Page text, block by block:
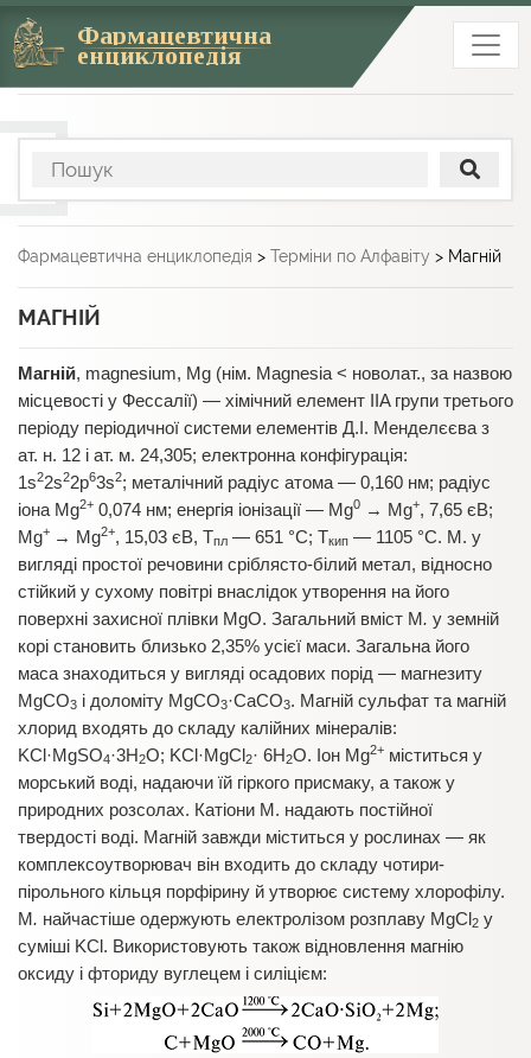
Фармацевтична
енциклопедія
Фармацевтична енциклопедія > Терміни по Алфавіту > Магній
МАГНІЙ
Магній, magnesium, Mg (нім. Magnesia < новолат., за назвою
місцевості у Фессалії) — хімічний елемент IIA групи третього
періоду періодичної системи елементів Д.І. Менделєєва з
ат. н. 12 і ат. м. 24,305; електронна конфігурація:
1s22s22p63s2; металічний радіус атома — 0,160 нм; радіус
іона Mg2+ 0,074 нм; енергія іонізації — Mg0 → Mg+, 7,65 єВ;
Mg+ → Mg2+, 15,03 єВ, Тпл — 651 °С; Ткип — 1105 °С. М. у
вигляді простої речовини сріблясто-білий метал, відносно
стійкий у сухому повітрі внаслідок утворення на його
поверхні захисної плівки MgO. Загальний вміст М. у земній
корі становить близько 2,35% усієї маси. Загальна його
маса знаходиться у вигляді осадових порід — магнезиту
MgCO3 і доломіту MgCO3·CaCO3. Магній сульфат та магній
хлорид входять до складу калійних мінералів:
KCl·MgSO4·3H2O; KCl·MgCl2· 6H2O. Іон Mg2+ міститься у
морський воді, надаючи їй гіркого присмаку, а також у
природних розсолах. Катіони М. надають постійної
твердості воді. Магній завжди міститься у рослинах — як
комплексоутворювач він входить до складу чотири-
пірольного кільця порфірину й утворює систему хлорофілу.
М. найчастіше одержують електролізом розплаву MgCl2 у
суміші KCl. Використовують також відновлення магнію
оксиду і фториду вуглецем і силіцієм: